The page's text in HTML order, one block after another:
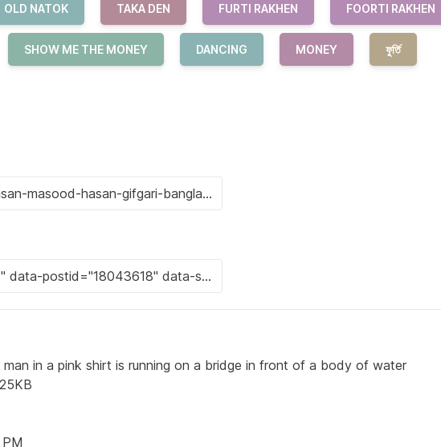
OLD NATOK TAKA DEN FURTI RAKHEN FOORTI RAKHEN
SHOW ME THE MONEY DANCING MONEY ফুর্তি
man in a pink shirt is running on a bridge in front of a body of water